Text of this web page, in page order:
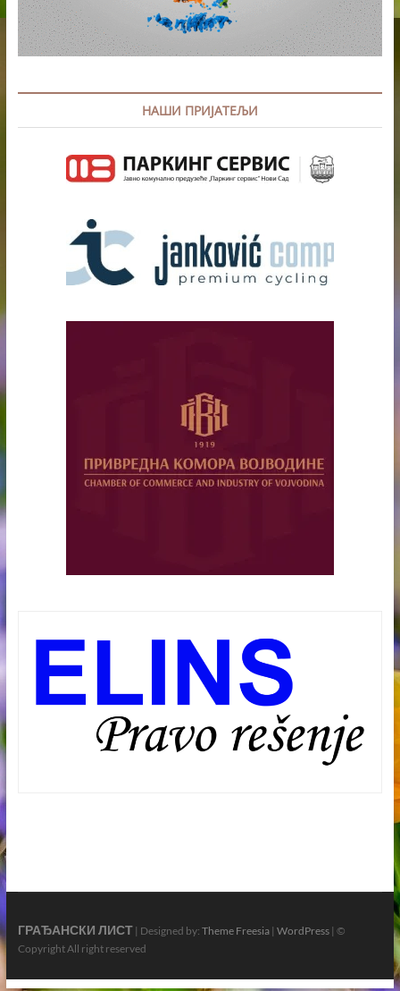
НАШИ ПРИЈАТЕЉИ
ГРАЂАНСКИ ЛИСТ| Designed by: Theme Freesia| WordPress| ©
Copyright All right reserved